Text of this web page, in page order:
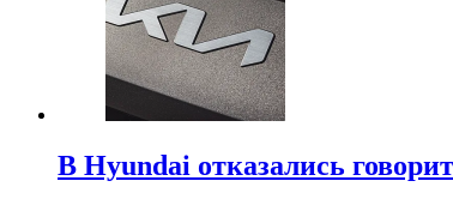
В Hyundai отказались